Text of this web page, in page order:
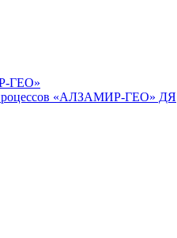
ГЕО»
процессов «АЛЗАМИР-ГЕО» ДЯ